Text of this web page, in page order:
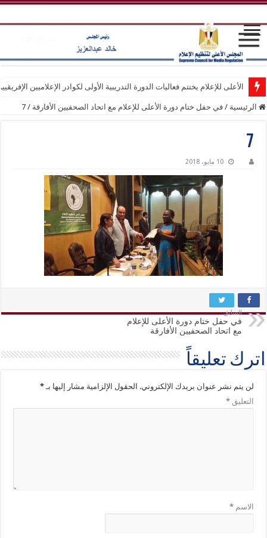
الأعلى للإعلام يختتم فعاليات الدورة التدريبية الأولى لكوادر الإعلاميين
الرئيسية / في حفل ختام دورة الأعلى للإعلام مع اتحاد الصحفيين الأفارقة /
7
7
10 مايو، 2018
السابق
في حفل ختام دورة الأعلى للإعلام
مع اتحاد الصحفيين الأفارقة
اترك تعليقاً
لن يتم نشر عنوان بريدك الإلكتروني. الحقول الإلزامية مشار إليها بـ*
التعليق*
الاسم*